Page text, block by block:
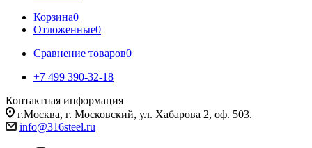
Корзина0
Отложенные0
Сравнение товаров0
+7 499 390-32-18
Контактная информация
г.Москва, г. Московский, ул. Хабарова 2, оф. 503.
info@316steel.ru